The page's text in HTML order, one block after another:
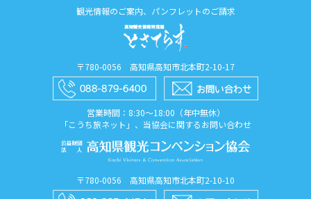
観光情報のご案内、パンフレットのご請求
〒780-0056 高知県高知市北本町2-10-17
営業時間：8:30〜18:00（年中無休）
「こうち旅ネット」、当協会に関するお問い合わせ
〒780-0056 高知県高知市北本町2-10-10